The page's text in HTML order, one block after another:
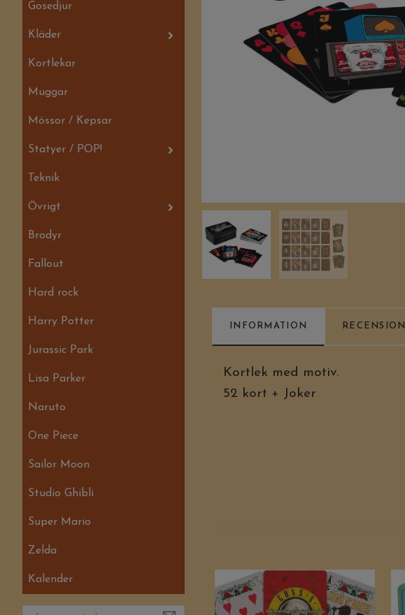
Gosedjur
Kläder
Kortlekar
Muggar
Mössor / Kepsar
Statyer / POP!
Teknik
Övrigt
Brodyr
Fallout
Hard rock
Harry Potter
Jurassic Park
Lisa Parker
Naruto
One Piece
Sailor Moon
Studio Ghibli
Super Mario
Zelda
Kalender
INFORMATION
Kortlek med motiv.
52 kort + Joker